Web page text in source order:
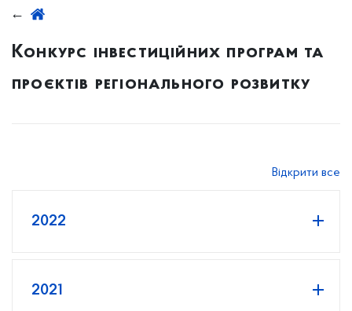
Конкурс інвестиційних програм та
проєктів регіонального розвитку
Відкрити все
2022
2021